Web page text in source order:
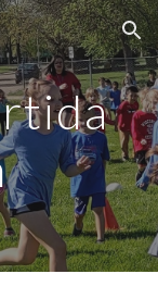
Skip to navigation